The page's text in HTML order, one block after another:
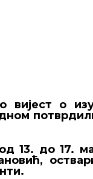
о
13. до 17.